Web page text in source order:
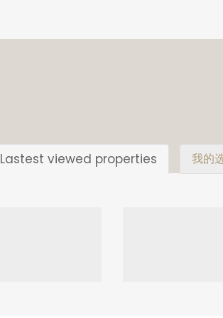
Lastest viewed properties 我的